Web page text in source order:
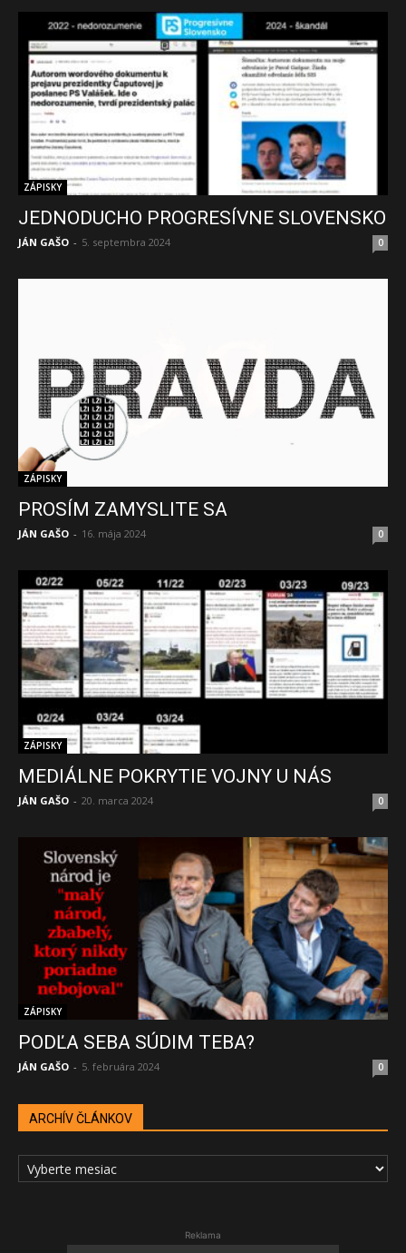
ZÁPISKY
JEDNODUCHO PROGRESÍVNE SLOVENSKO
JÁN GAŠO - 5. septembra 2024 0
ZÁPISKY
PROSÍM ZAMYSLITE SA
JÁN GAŠO - 16. mája 2024 0
ZÁPISKY
MEDIÁLNE POKRYTIE VOJNY U NÁS
JÁN GAŠO - 20. marca 2024 0
ZÁPISKY
PODĽA SEBA SÚDIM TEBA?
JÁN GAŠO - 5. februára 2024 0
ARCHÍV ČLÁNKOV
ARCHÍV
ČLÁNKOV
Reklama